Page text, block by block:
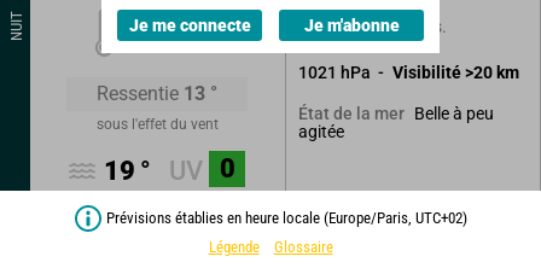
NUIT 16°
Ressentie 13 °
sous l'effet du vent
19 ° UV 0
Sans précipitations.
1021 hPa Visibilité >20 km
État de la mer Belle à peu
agitée
Je me connecte Je m'abonne
Prévisions établies en heure locale (Europe/Paris, UTC+02)
Légende
Glossaire